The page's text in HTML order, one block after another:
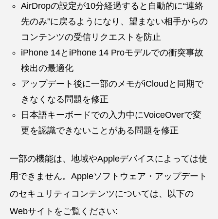
AirDropの設定が10分経過すると自動的に“連絡
先のみ”に戻るようになり、望まない相手からの
コンテンツの受信リクエストを防止
iPhone 14とiPhone 14 Proモデルでの衝突事故
検出の最適化
アップデート後に一部のメモがiCloudと同期で
きなくなる問題を修正
日本語キーボードでの入力中にVoiceOverで変
更を認識できないことがある問題を修正
一部の機能は、地域やAppleデバイスによっては使
用できません。Appleソフトウェア・アップデート
のセキュリティコンテンツについては、以下の
Webサイトをご覧ください: